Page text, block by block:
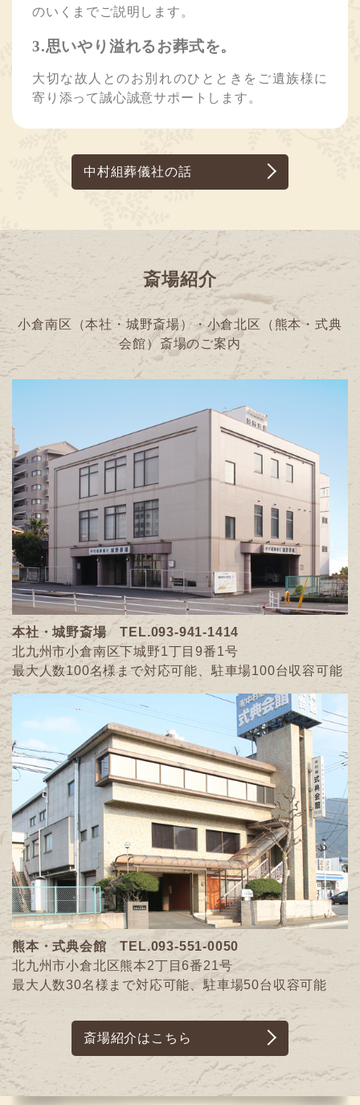
のいくまでご説明します。
3.思いやり溢れるお葬式を。
大切な故人とのお別れのひとときをご遺族様に
寄り添って誠心誠意サポートします。
中村組葬儀社の話
斎場紹介
小倉南区（本社・城野斎場）・小倉北区（熊本・式典
会館）斎場のご案内
本社・城野斎場TEL.093-941-1414
北九州市小倉南区下城野1丁目9番1号
最大人数100名様まで対応可能、駐車場100台収容可能
熊本・式典会館TEL.093-551-0050
北九州市小倉北区熊本2丁目6番21号
最大人数30名様まで対応可能、駐車場50台収容可能
斎場紹介はこちら